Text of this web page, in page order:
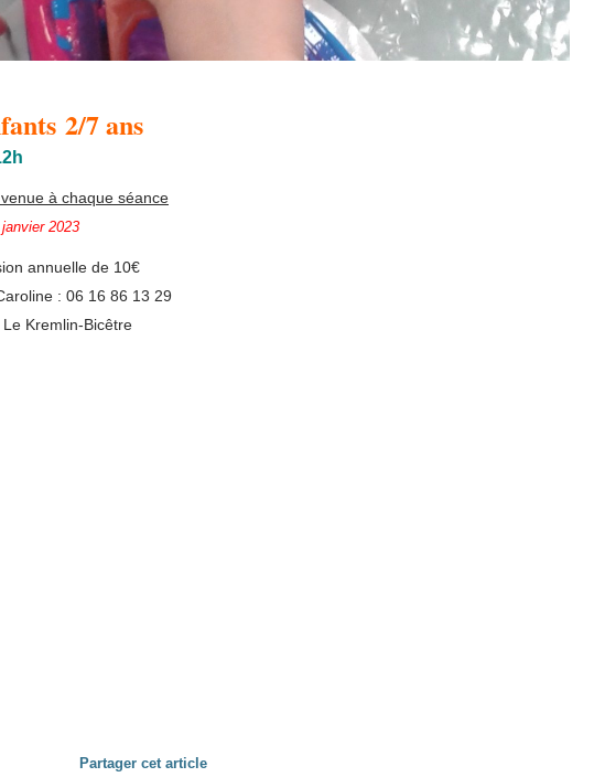
2/7 ans
à chaque séance
2023
annuelle de 10€
: 06 16 86 13 29
Kremlin-Bicêtre
Partager cet article